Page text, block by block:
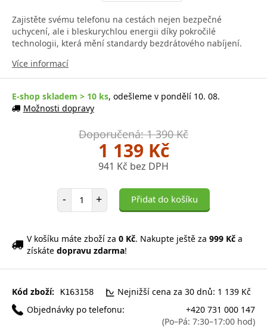
Zajistěte svému telefonu na cestách nejen bezpečné
uchycení, ale i bleskurychlou energii díky pokročilé
technologii, která mění standardy bezdrátového nabíjení.
Více informací
E-shop skladem > 10 ks, odešleme v pondělí 10. 08.
Možnosti dopravy
Doporučená: 1 390 Kč
1 139 Kč
941 Kč bez DPH
- Počet položek
+ Přidat do košíku
V košíku máte zboží za 0 Kč. Nakupte ještě za 999 Kč a
získáte dopravu zdarma!
Kód zboží: K163158
Nejnižší cena za 30 dnů: 1 139 Kč
Objednávky po telefonu:
+420 731 000 147
(Po–Pá: 7:30–17:00 hod)